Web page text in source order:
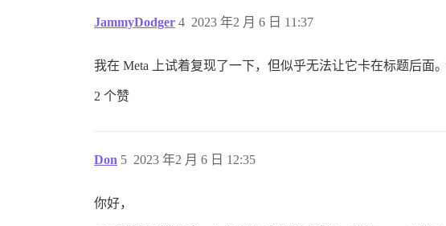
JammyDodger 2023 年2 月 6 日 11:37
4
我在 Meta 上试着复现了一下，但似乎无法让它卡在标题后面
2 个赞
Don 2023 年2 月 6 日 12:35
5
你好，